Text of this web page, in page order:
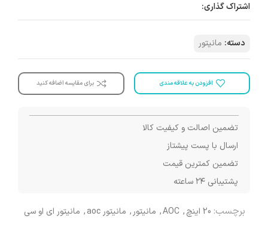
اشتراک گذاری:
دسته: مانیتور
افزودن به علاقه مندی برای مقایسه اضافه کنید
تضمین اصالت و کیفیت کالا
ارسال با پست پیشتاز
تضمین کمترین قیمت
پشتیبانی ۲۴ ساعته
برچسب: 20 اینچ ,
AOC
, مانیتور, مانیتور aoc , مانیتور ای او سی